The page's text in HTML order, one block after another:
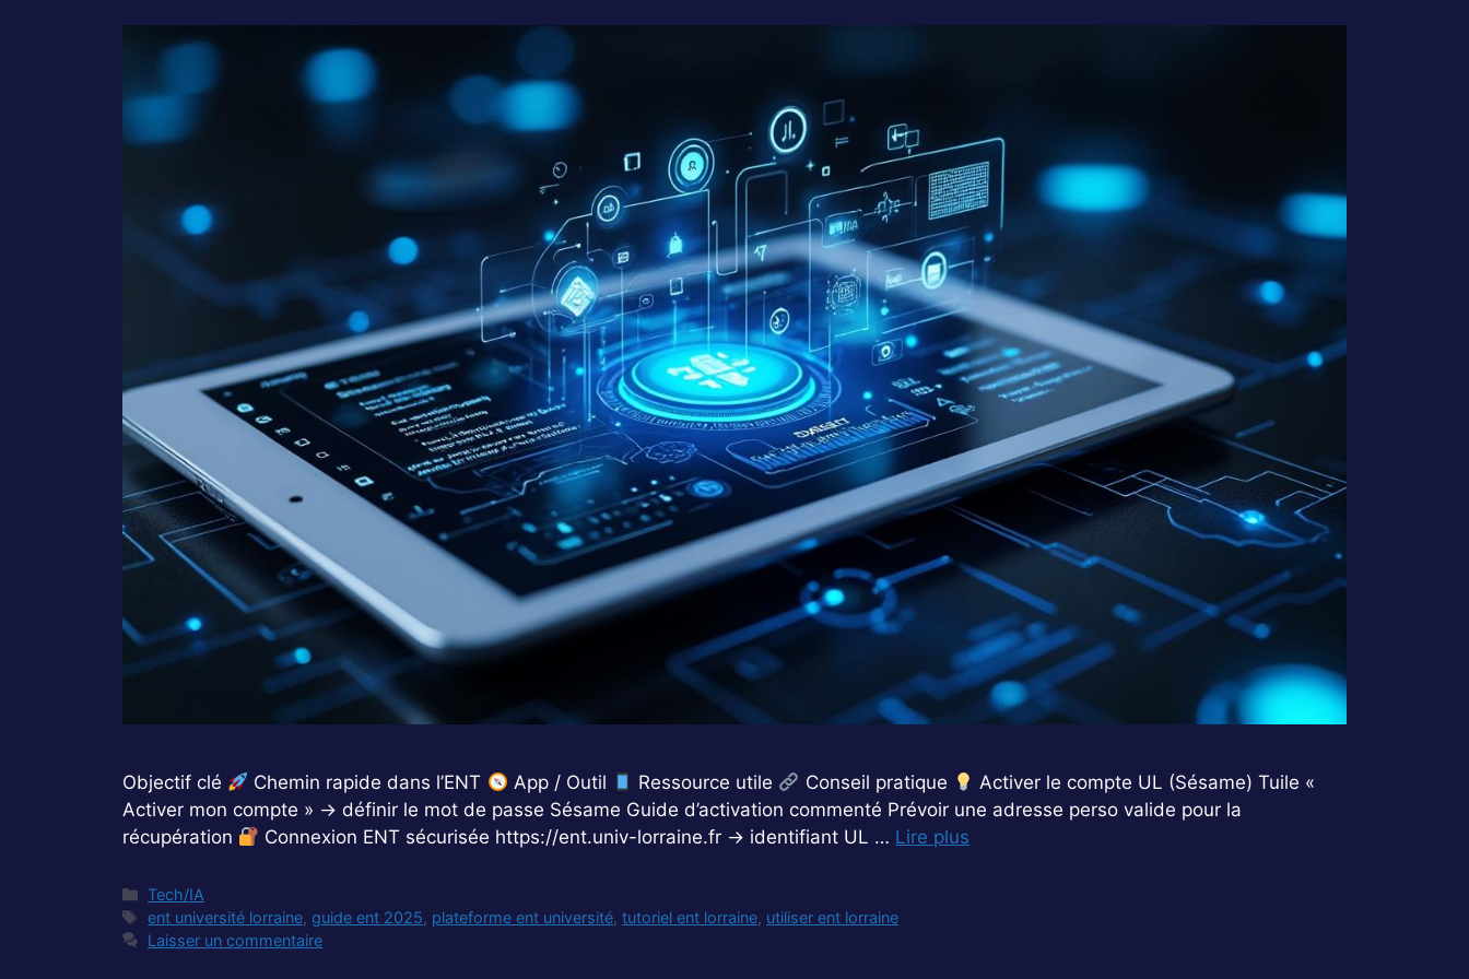
Objectif clé Chemin rapide dans l’ENT App / Outil Ressource utile Conseil pratique
Activer le compte UL (Sésame) Tuile «
Activer mon compte » → définir le mot de passe Sésame Guide d’activation commenté Prévoir une adresse perso valide pour la
récupération
Connexion ENT sécurisée https://ent.univ-lorraine.fr → identifiant UL … Lire plus
Catégories
Tech/IA
Étiquettes
ent université lorraine,guide ent 2025, plateforme ent université,tutoriel ent lorraine, utiliser ent lorraine
Laisser un commentaire